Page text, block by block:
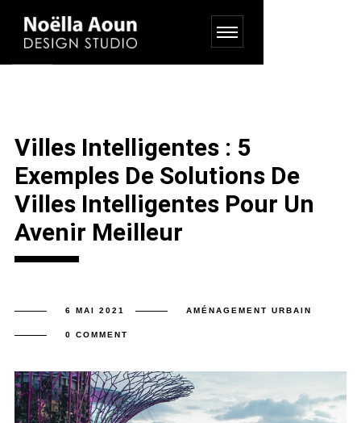
Villes Intelligentes : 5
Exemples De Solutions De
Villes Intelligentes Pour Un
Avenir Meilleur
6 MAI 2021 AMÉNAGEMENT URBAIN
0 COMMENT